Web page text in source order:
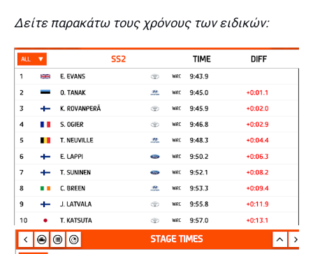
Δείτε παρακάτω τους χρόνους των ειδικών: